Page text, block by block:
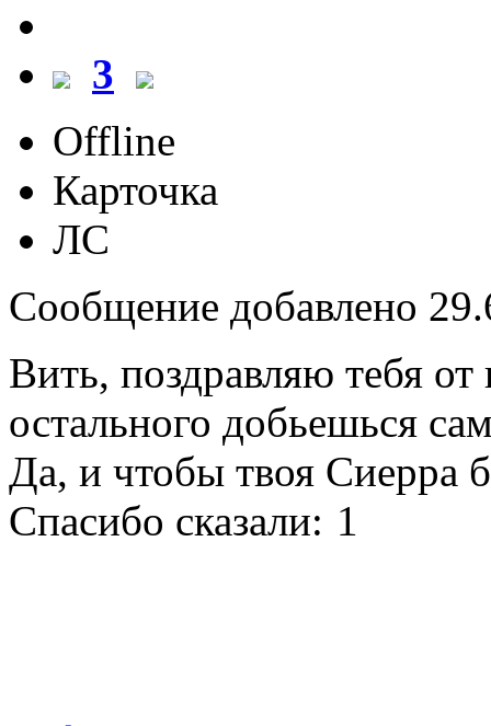
3
Offline
Карточка
ЛС
Сообщение добавлено
Вить, поздравляю тебя
остального добьешься
Да, и чтобы твоя Сиерра
Спасибо сказали: 1